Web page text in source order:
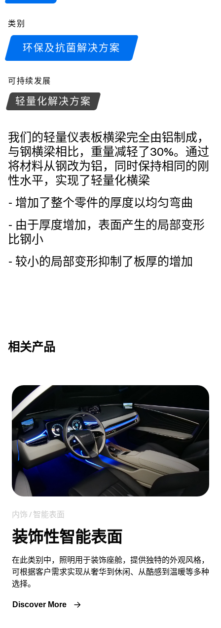
类别
环保及抗菌解决方案
可持续发展
轻量化解决方案
我们的轻量仪表板横梁完全由铝制成，
与钢横梁相比，重量减轻了30%。通过
将材料从钢改为铝，同时保持相同的刚
性水平，实现了轻量化横梁
- 增加了整个零件的厚度以均匀弯曲
- 由于厚度增加，表面产生的局部变形
比钢小
- 较小的局部变形抑制了板厚的增加
相关产品
内饰 / 智能表面
装饰性智能表面
在此类别中，照明用于装饰座舱，提供独特的外观风格，
可根据客户需求实现从奢华到休闲、从酷感到温暖等多种
选择。
Discover More